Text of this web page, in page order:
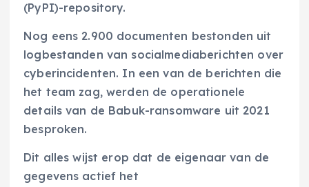
(PyPI)-repository.
Nog eens 2.900 documenten bestonden uit
logbestanden van socialmediaberichten over
cyberincidenten. In een van de berichten die
het team zag, werden de operationele
details van de Babuk-ransomware uit 2021
besproken.
Dit alles wijst erop dat de eigenaar van de
gegevens actief het